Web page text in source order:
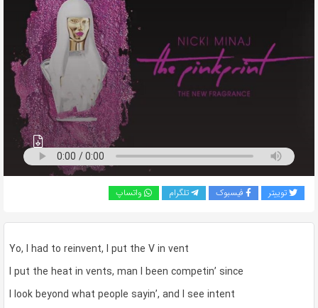
اشتراک
بگذارید.
توییتر فیسبوک تلگرام واتساپ
Yo, I had to reinvent, I put the V in vent
I put the heat in vents, man I been competin’ since
I look beyond what people sayin’, and I see intent